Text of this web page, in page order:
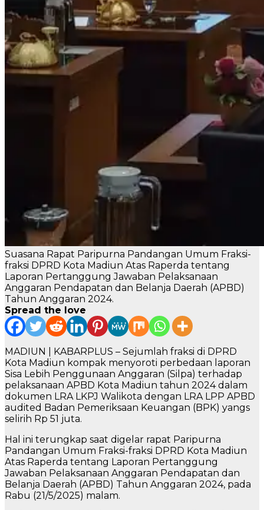
Suasana Rapat Paripurna Pandangan Umum Fraksi-
fraksi DPRD Kota Madiun Atas Raperda tentang
Laporan Pertanggung Jawaban Pelaksanaan
Anggaran Pendapatan dan Belanja Daerah (APBD)
Tahun Anggaran 2024.
Spread the love
MADIUN | KABARPLUS – Sejumlah fraksi di DPRD
Kota Madiun kompak menyoroti perbedaan laporan
Sisa Lebih Penggunaan Anggaran (Silpa) terhadap
pelaksanaan APBD Kota Madiun tahun 2024 dalam
dokumen LRA LKPJ Walikota dengan LRA LPP APBD
audited Badan Pemeriksaan Keuangan (BPK) yangs
selirih Rp 51 juta.
Hal ini terungkap saat digelar rapat Paripurna
Pandangan Umum Fraksi-fraksi DPRD Kota Madiun
Atas Raperda tentang Laporan Pertanggung
Jawaban Pelaksanaan Anggaran Pendapatan dan
Belanja Daerah (APBD) Tahun Anggaran 2024, pada
Rabu (21/5/2025) malam.